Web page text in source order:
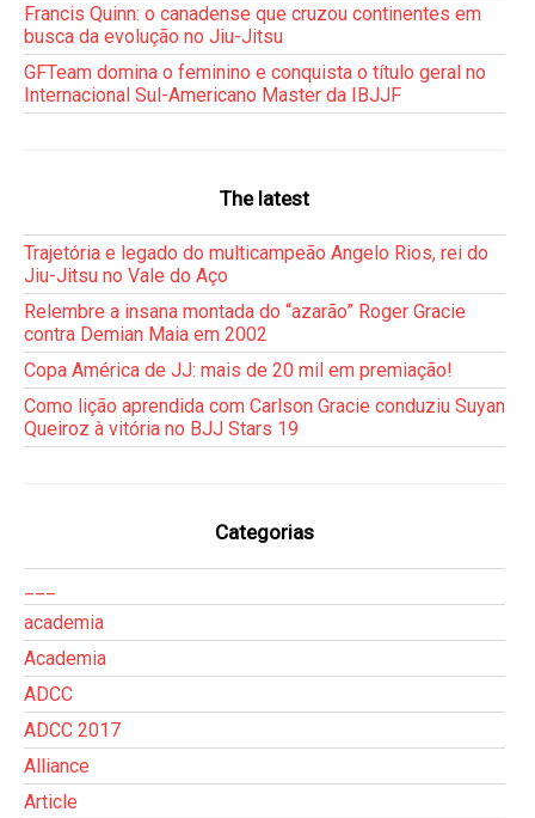
Francis Quinn: o canadense que cruzou continentes em
busca da evolução no Jiu-Jitsu
GFTeam domina o feminino e conquista o título geral no
Internacional Sul-Americano Master da IBJJF
The latest
Trajetória e legado do multicampeão Angelo Rios, rei do
Jiu-Jitsu no Vale do Aço
Relembre a insana montada do “azarão” Roger Gracie
contra Demian Maia em 2002
Copa América de JJ: mais de 20 mil em premiação!
Como lição aprendida com Carlson Gracie conduziu Suyan
Queiroz à vitória no BJJ Stars 19
Categorias
academia
Academia
ADCC
ADCC 2017
Alliance
Article